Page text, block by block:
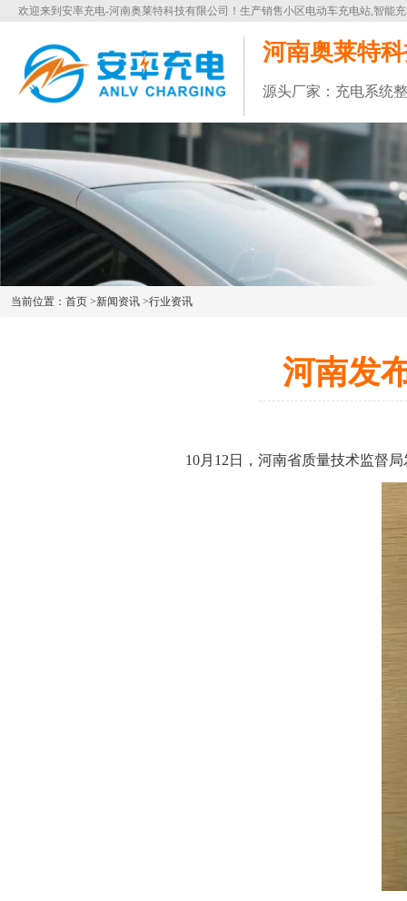
欢迎来到安率充电-河南奥莱特科技有限公司！生产销售小区电动车充电站,智能
河南奥莱特
源头厂家：充电系统
当前位置： 首页 >新闻资讯 >行业资讯
河南发
10月12日，河南省质量技术监督